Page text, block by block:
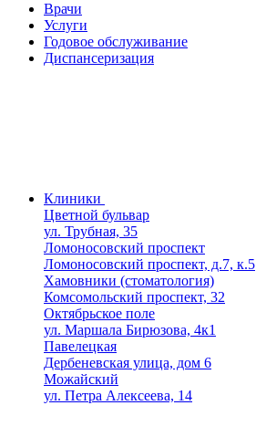
Врачи
Услуги
Годовое обслуживание
Диспансеризация
Клиники
Цветной бульвар
ул. Трубная, 35
Ломоносовский проспект
Ломоносовский проспект, д.7, к.5
Хамовники (стоматология)
Комсомольский проспект, 32
Октябрьское поле
ул. Маршала Бирюзова, 4к1
Павелецкая
Дербеневская улица, дом 6
Можайский
ул. Петра Алексеева, 14